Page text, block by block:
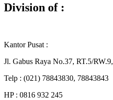
Division of :
Kantor Pusat :
Jl. Gabus Raya No.37, RT.5/
Telp : (021) 78843830, 78843843
HP : 0816 932 245